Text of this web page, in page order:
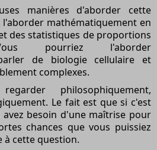
manières d'aborder cette
l'aborder mathématiquement en
des statistiques de proportions
pourriez l'aborder
de biologie cellulaire et
complexes.
philosophiquement,
Le fait est que si c'est
besoin d'une maîtrise pour
chances que vous puissiez
cette question.